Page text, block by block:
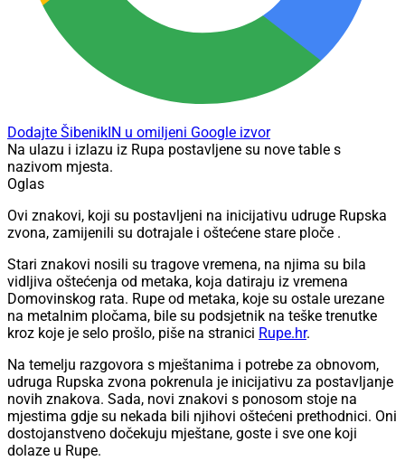
Dodajte ŠibenikIN u omiljeni Google izvor
Na ulazu i izlazu iz Rupa postavljene su nove table s
nazivom mjesta.
Oglas
Ovi znakovi, koji su postavljeni na inicijativu udruge Rupska
zvona, zamijenili su dotrajale i oštećene stare ploče .
Stari znakovi nosili su tragove vremena, na njima su bila
vidljiva oštećenja od metaka, koja datiraju iz vremena
Domovinskog rata. Rupe od metaka, koje su ostale urezane
na metalnim pločama, bile su podsjetnik na teške trenutke
kroz koje je selo prošlo, piše na stranici Rupe.hr.
Na temelju razgovora s mještanima i potrebe za obnovom,
udruga Rupska zvona pokrenula je inicijativu za postavljanje
novih znakova. Sada, novi znakovi s ponosom stoje na
mjestima gdje su nekada bili njihovi oštećeni prethodnici. Oni
dostojanstveno dočekuju mještane, goste i sve one koji
dolaze u Rupe.